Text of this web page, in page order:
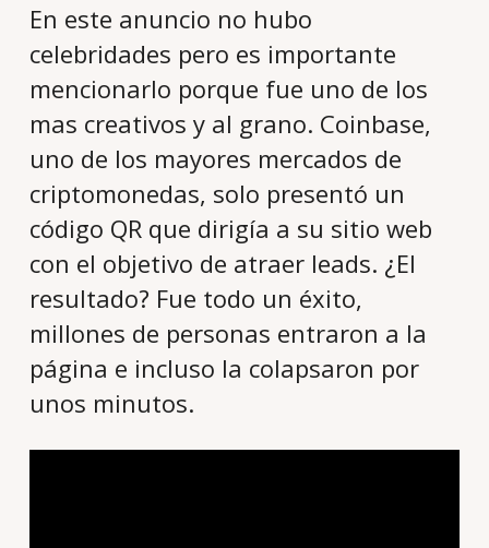
En este anuncio no hubo
celebridades pero es importante
mencionarlo porque fue uno de los
mas creativos y al grano. Coinbase,
uno de los mayores mercados de
criptomonedas, solo presentó un
código QR que dirigía a su sitio web
con el objetivo de atraer leads. ¿El
resultado? Fue todo un éxito,
millones de personas entraron a la
página e incluso la colapsaron por
unos minutos.